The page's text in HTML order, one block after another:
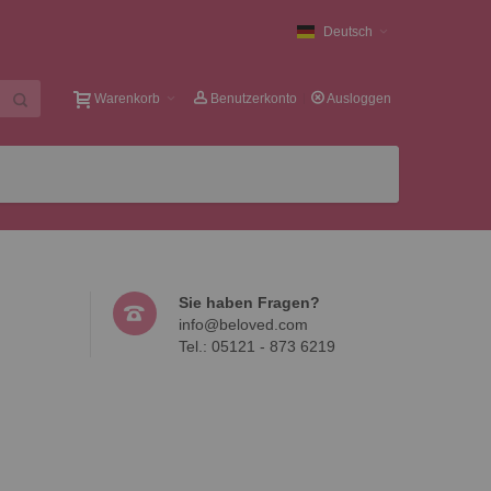
Deutsch
Benutzerkonto Ausloggen
Warenkorb
Sie haben Fragen?
info@beloved.com
Tel.: 05121 - 873 6219